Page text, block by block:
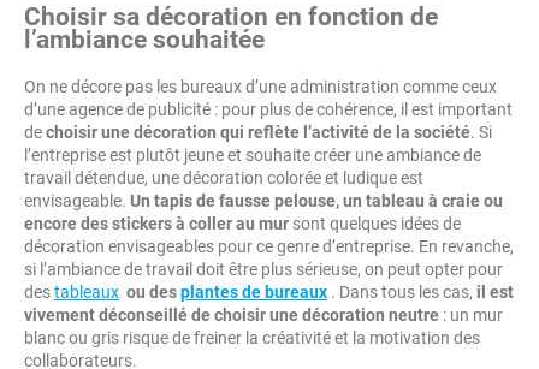
Choisir sa décoration en fonction de
l’ambiance souhaitée
On ne décore pas les bureaux d’une administration comme ceux
d’une agence de publicité : pour plus de cohérence, il est important
dechoisir une décoration qui reflète l’activité de la société. Si
l’entreprise est plutôt jeune et souhaite créer une ambiance de
travail détendue, une décoration colorée et ludique est
envisageable. Un tapis de fausse pelouse, un tableau à craie ou
encore des stickers à coller au mur sont quelques idées de
décoration envisageables pour ce genre d’entreprise. En revanche,
si l’ambiance de travail doit être plus sérieuse, on peut opter pour
destableaux ou desplantes de bureaux . Dans tous les cas, il est
vivement déconseillé de choisir une décoration neutre : un mur
blanc ou gris risque de freiner la créativité et la motivation des
collaborateurs.